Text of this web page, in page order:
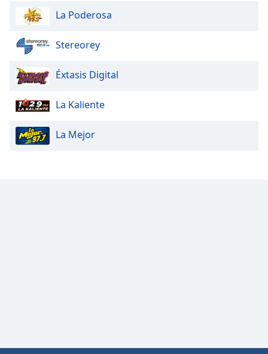
La Poderosa
Stereorey
Éxtasis Digital
La Kaliente
La Mejor